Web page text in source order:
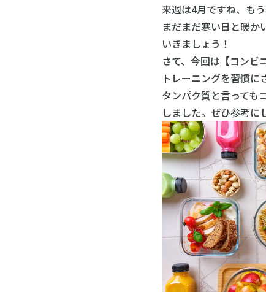
来週は4月ですね、も
まだまだ寒い日と暖
いきましょう！
さて、今回は【コンビ
トレーニングを習慣
タンパク質と言っても
しました。ぜひ参考に